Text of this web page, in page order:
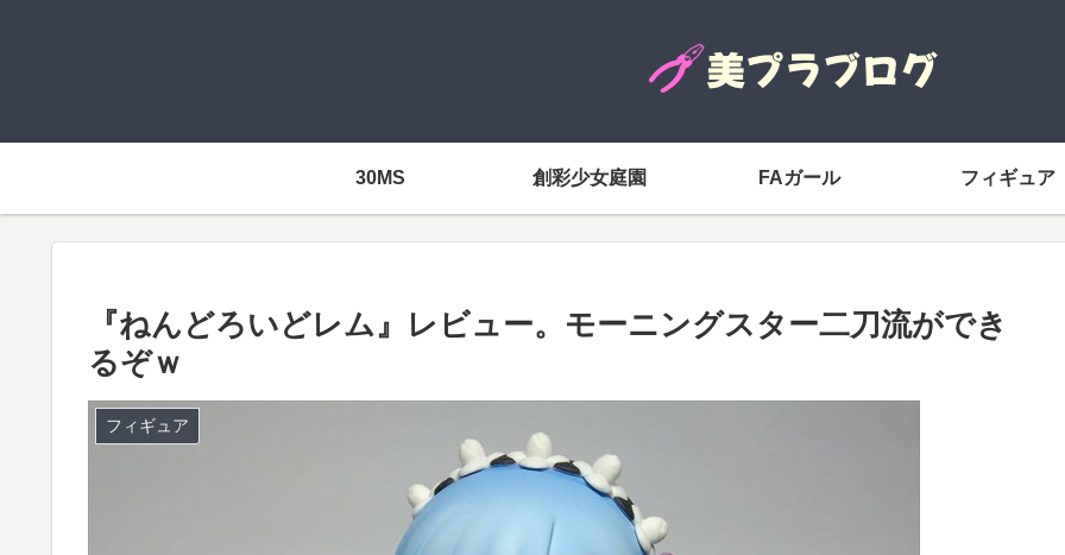
30MS 創彩少女庭園 FAガール フィギュア
『ねんどろいどレム』レビュー。モーニングスター二刀流ができ
るぞｗ
フィギュア